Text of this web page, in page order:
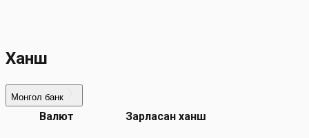
Ханш
Монгол банк
Валют Зарласан ханш